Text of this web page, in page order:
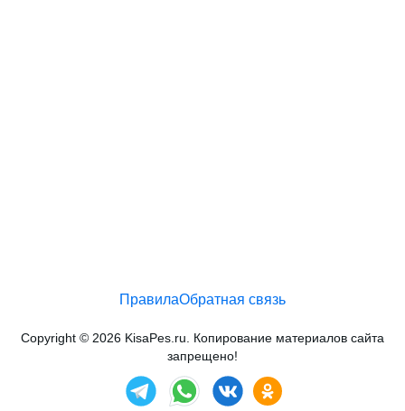
ПравилаОбратная связь
Copyright © 2026 KisaPes.ru. Копирование материалов сайта
запрещено!